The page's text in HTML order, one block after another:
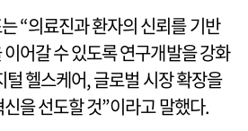
“의료진과 환자의 신뢰를 기반
어갈 수 있도록 연구개발을 강화
헬스케어, 글로벌 시장 확장을
을 선도할 것”이라고 말했다.